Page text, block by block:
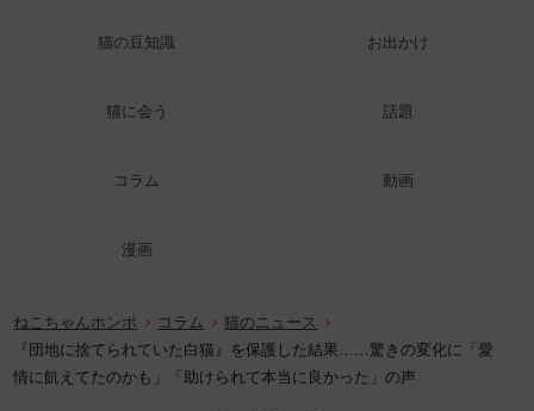
猫の豆知識 お出かけ
猫に会う 話題
コラム 動画
漫画
ねこちゃんホンポ コラム
猫のニュース
『団地に捨てられていた白猫』を保護した結果……驚きの変化に「愛
情に飢えてたのかも」「助けられて本当に良かった」の声